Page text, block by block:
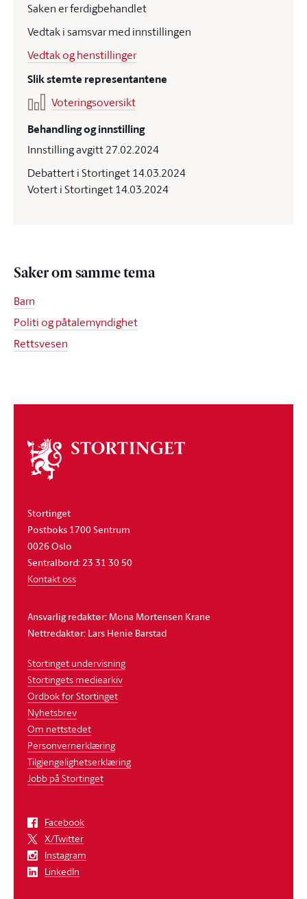
Saken er ferdigbehandlet
Vedtak i samsvar med innstillingen
Vedtak og henstillinger
Slik stemte representantene
Voteringsoversikt
Behandling og innstilling
Innstilling avgitt 27.02.2024
Debattert i Stortinget 14.03.2024
Votert i Stortinget 14.03.2024
Saker om samme tema
Barn
Politi og påtalemyndighet
Rettsvesen
Om
stortinget
Stortinget
Postboks 1700 Sentrum
0026 Oslo
Sentralbord: 23 31 30 50
Kontakt oss
Ansvarlig redaktør: Mona Mortensen Krane
Nettredaktør: Lars Henie Barstad
Stortinget undervisning
Stortingets mediearkiv
Ordbok for Stortinget
Nyhetsbrev
Om nettstedet
Personvernerklæring
Tilgjengelighetserklæring
Jobb på Stortinget
Facebook
X/Twitter
Instagram
LinkedIn